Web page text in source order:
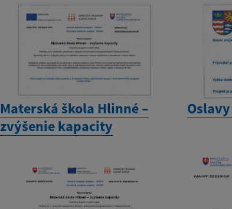
Materská škola Hlinné –
zvýšenie kapacity